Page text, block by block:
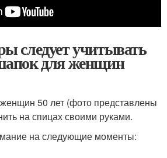
следует учитывать
для женщин
50 лет (фото представлены
на спицах своими руками.
на следующие моменты: